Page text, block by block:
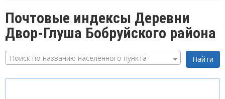
Почтовые индексы Деревни
Двор-Глуша Бобруйского района
Поиск по названию населенного пункта